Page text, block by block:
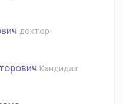
доктор
Кандидат